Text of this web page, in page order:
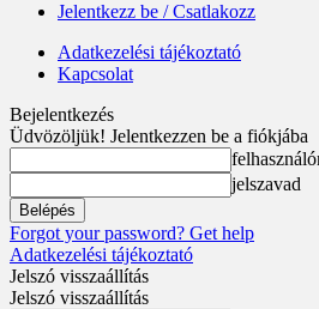
Jelentkezz be / Csatlakozz
Adatkezelési tájékoztató
Kapcsolat
Bejelentkezés
Üdvözöljük! Jelentkezzen be a fiókjába
jelszavad
Forgot your password? Get help
Adatkezelési tájékoztató
Jelszó visszaállítás
Jelszó visszaállítás